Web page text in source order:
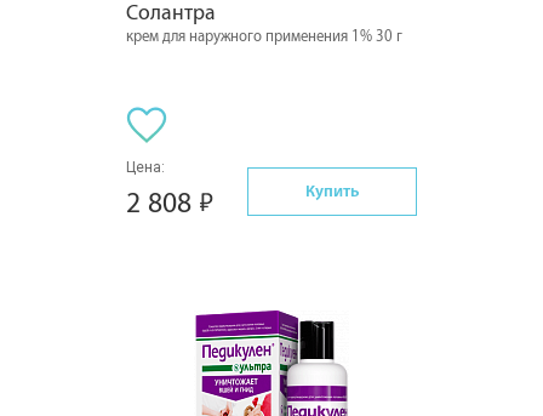
Солантра
крем для наружного применения 1% 30 г
Цена:
2 808 Купить